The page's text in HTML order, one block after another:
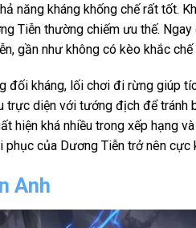
năng kháng khống chế rất tốt.
Tiễn thường chiếm ưu thế. Ngay
gần như không có kèo khắc
đối kháng, lối chơi đi rừng giúp
trực diện với tướng địch để tránh
hiện khá nhiều trong xếp hạng
phục của Dương Tiễn trở nên cực
Anh